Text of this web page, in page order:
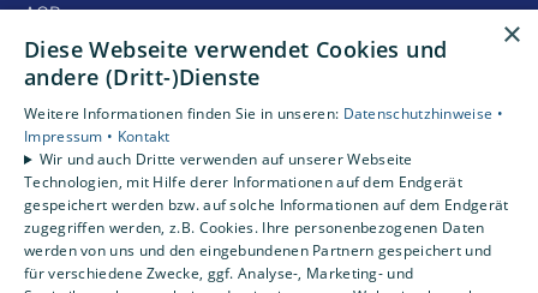
AGB
Unsere Bereiche
Gewerbekunden
Karriere
Unternehmen
Kontakt
×
Diese Webseite verwendet Cookies und
andere (Dritt-)Dienste
Weitere Informationen finden Sie in unseren: Datenschutzhinweise •
Impressum • Kontakt
Wir und auch Dritte verwenden auf unserer Webseite
Technologien, mit Hilfe derer Informationen auf dem Endgerät
gespeichert werden bzw. auf solche Informationen auf dem Endgerät
zugegriffen werden, z.B. Cookies. Ihre personenbezogenen Daten
werden von uns und den eingebundenen Partnern gespeichert und
für verschiedene Zwecke, ggf. Analyse-, Marketing- und